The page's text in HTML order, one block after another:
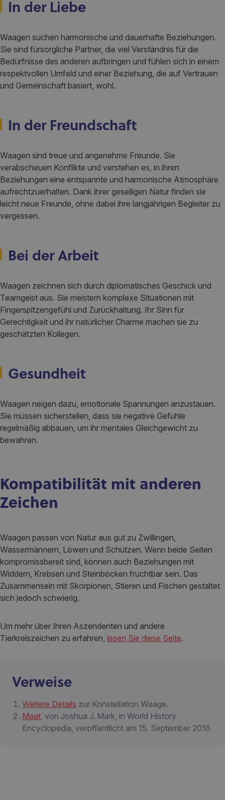
In der Liebe
Waagen suchen harmonische und dauerhafte Beziehungen.
Sie sind fürsorgliche Partner, die viel Verständnis für die
Bedürfnisse des anderen aufbringen und fühlen sich in einem
respektvollen Umfeld und einer Beziehung, die auf Vertrauen
und Gemeinschaft basiert, wohl.
In der Freundschaft
Waagen sind treue und angenehme Freunde. Sie
verabscheuen Konflikte und verstehen es, in ihren
Beziehungen eine entspannte und harmonische Atmosphäre
aufrechtzuerhalten. Dank ihrer geselligen Natur finden sie
leicht neue Freunde, ohne dabei ihre langjährigen Begleiter zu
vergessen.
Bei der Arbeit
Waagen zeichnen sich durch diplomatisches Geschick und
Teamgeist aus. Sie meistern komplexe Situationen mit
Fingerspitzengefühl und Zurückhaltung. Ihr Sinn für
Gerechtigkeit und ihr natürlicher Charme machen sie zu
geschätzten Kollegen.
Gesundheit
Waagen neigen dazu, emotionale Spannungen anzustauen.
Sie müssen sicherstellen, dass sie negative Gefühle
regelmäßig abbauen, um ihr mentales Gleichgewicht zu
bewahren.
Kompatibilität mit anderen
Zeichen
Waagen passen von Natur aus gut zu Zwillingen,
Wassermännern, Löwen und Schützen. Wenn beide Seiten
kompromissbereit sind, können auch Beziehungen mit
Widdern, Krebsen und Steinböcken fruchtbar sein. Das
Zusammensein mit Skorpionen, Stieren und Fischen gestaltet
sich jedoch schwierig.
Um mehr über Ihren Aszendenten und andere
Tierkreiszeichen zu erfahren, lesen Sie diese Seite.
Verweise
Weitere Details zur Konstellation Waage.
Maat , von Joshua J. Mark, in World History
Encyclopedia, veröffentlicht am 15. September 2016